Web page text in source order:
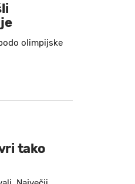
olimpijske
tako